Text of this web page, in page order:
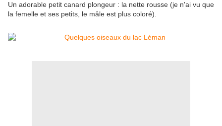
Un adorable petit canard plongeur : la nette rousse (je n'ai vu que
la femelle et ses petits, le mâle est plus coloré).